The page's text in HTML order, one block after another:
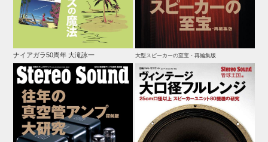
ナイアガラ50周年 大滝詠一 大型スピーカーの至宝・再編集版